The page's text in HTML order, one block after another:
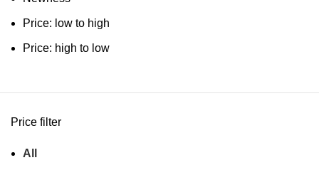
Price: low to high
Price: high to low
Price filter
All